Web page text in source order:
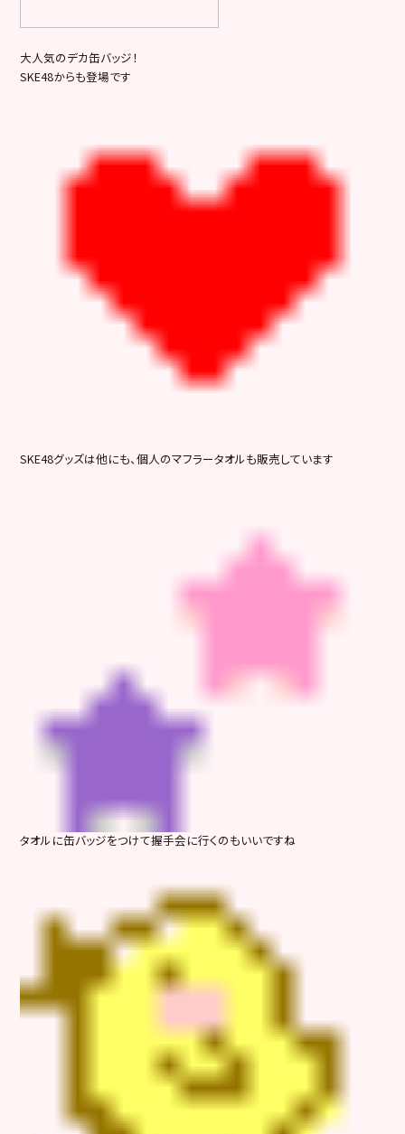
大人気のデカ缶バッジ！
SKE48からも登場です
SKE48グッズは他にも、個人のマフラータオルも販売しています
タオルに缶バッジをつけて握手会に行くのもいいですね